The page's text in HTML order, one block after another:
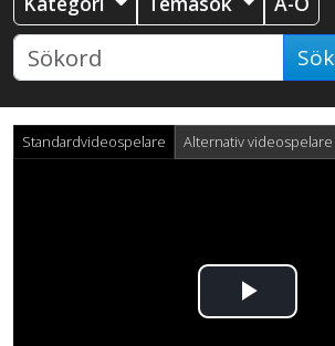
Sök
Standardvideospelare Alternativ videospelare
Spela